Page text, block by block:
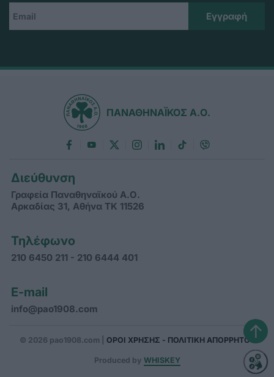
ΠΑΝΑΘΗΝΑΪΚΟΣ Α.Ο.
Διεύθυνση
Γραφεία Παναθηναϊκού Α.Ο.
Αρκαδίας 31, Αθήνα ΤΚ 11526
Τηλέφωνο
210 6450 211 - 210 6444 401
E-mail
info@pao1908.com
© 2026 pao1908.com | ΟΡΟΙ ΧΡΗΣΗΣ - ΠΟΛΙΤΙΚΗ ΑΠΟΡΡΗΤΟΥ
Produced by WHISKEY
↑